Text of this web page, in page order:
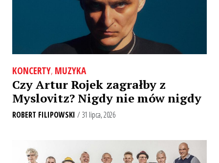
KONCERTY, MUZYKA
Czy Artur Rojek zagrałby z
Myslovitz? Nigdy nie mów nigdy
ROBERT FILIPOWSKI / 31 lipca, 2026